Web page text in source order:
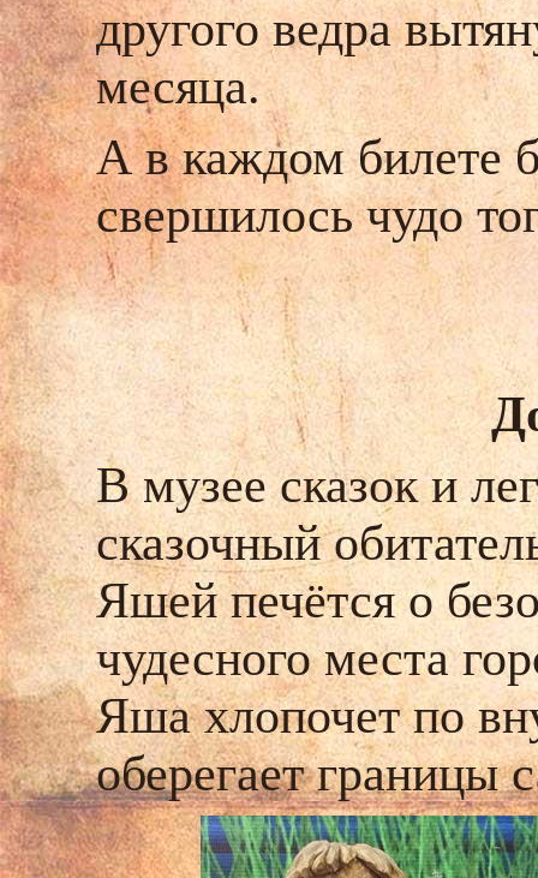
другого ведра
месяца.
А в каждом билете
свершилось чудо
В музее сказок и
сказочный
Яшей печётся о
чудесного места
Яша хлопочет по
оберегает границы